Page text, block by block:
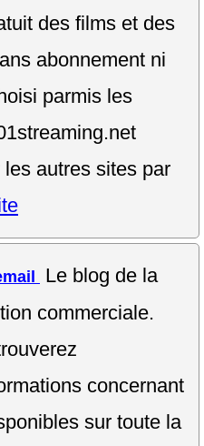
des films et des
abonnement ni
parmis les
les autres sites par
Le blog de la
commerciale.
concernant
sur toute la